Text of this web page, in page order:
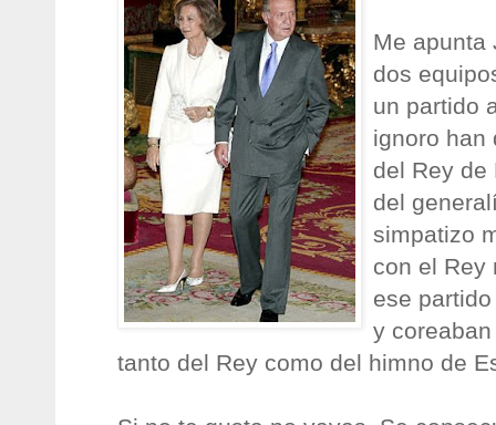
Me apunta
dos
un partido
ignoro han
del Rey de
del
simpatizo
con el Rey
ese
y
tanto del Rey como del himno de